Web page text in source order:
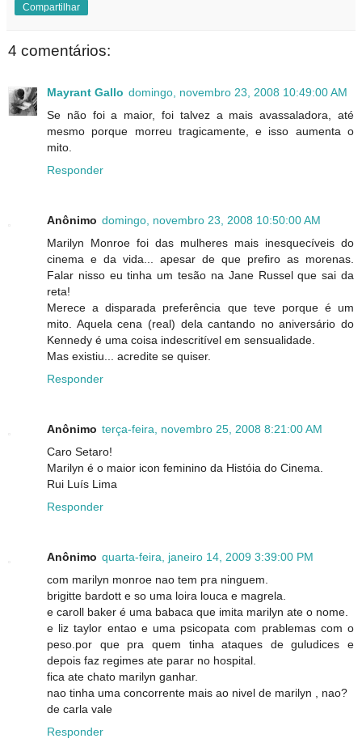
Compartilhar
4 comentários:
Mayrant Gallo domingo, novembro 23, 2008 10:49:00 AM
Se não foi a maior, foi talvez a mais avassaladora, até
mesmo porque morreu tragicamente, e isso aumenta o
mito.
Responder
Anônimo domingo, novembro 23, 2008 10:50:00 AM
Marilyn Monroe foi das mulheres mais inesquecíveis do
cinema e da vida... apesar de que prefiro as morenas.
Falar nisso eu tinha um tesão na Jane Russel que sai da
reta!
Merece a disparada preferência que teve porque é um
mito. Aquela cena (real) dela cantando no aniversário do
Kennedy é uma coisa indescritível em sensualidade.
Mas existiu... acredite se quiser.
Responder
Anônimo terça-feira, novembro 25, 2008 8:21:00 AM
Caro Setaro!
Marilyn é o maior icon feminino da Históia do Cinema.
Rui Luís Lima
Responder
Anônimo quarta-feira, janeiro 14, 2009 3:39:00 PM
com marilyn monroe nao tem pra ninguem.
brigitte bardott e so uma loira louca e magrela.
e caroll baker é uma babaca que imita marilyn ate o nome.
e liz taylor entao e uma psicopata com prablemas com o
peso.por que pra quem tinha ataques de guludices e
depois faz regimes ate parar no hospital.
fica ate chato marilyn ganhar.
nao tinha uma concorrente mais ao nivel de marilyn , nao?
de carla vale
Responder